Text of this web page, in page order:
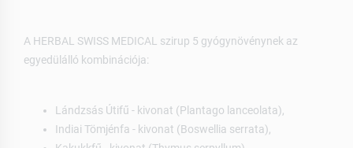
A HERBAL SWISS MEDICAL szirup 5 gyógynövénynek az
egyedülálló kombinációja:
Lándzsás Útifű - kivonat (Plantago lanceolata),
Indiai Tömjénfa - kivonat (Boswellia serrata),